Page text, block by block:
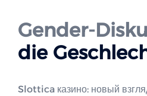
Gender-
die
Slottica казино: новый